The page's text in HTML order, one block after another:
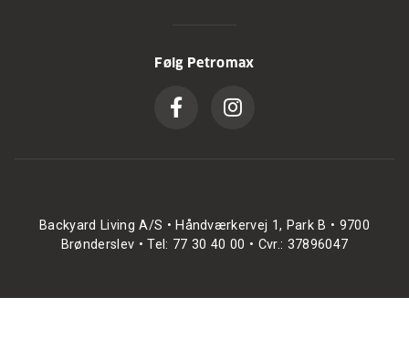
Følg Petromax
Backyard Living A/S • Håndværkervej 1, Park B • 9700
Brønderslev • Tel: 77 30 40 00 • Cvr.: 37896047